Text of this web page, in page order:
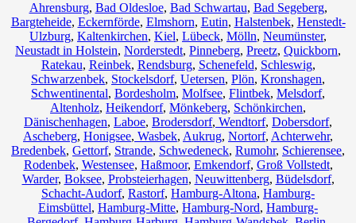
Ahrensburg, Bad Oldesloe, Bad Schwartau, Bad Segeberg,
Bargteheide, Eckernförde, Elmshorn, Eutin, Halstenbek, Henstedt-
Ulzburg, Kaltenkirchen, Kiel, Lübeck, Mölln, Neumünster,
Neustadt in Holstein, Norderstedt, Pinneberg, Preetz, Quickborn,
Ratekau, Reinbek, Rendsburg, Schenefeld, Schleswig,
Schwarzenbek, Stockelsdorf, Uetersen, Plön, Kronshagen,
Schwentinental, Bordesholm, Molfsee, Flintbek, Melsdorf,
Altenholz, Heikendorf, Mönkeberg, Schönkirchen,
Dänischenhagen, Laboe, Brodersdorf, Wendtorf, Dobersdorf,
Ascheberg, Honigsee, Wasbek, Aukrug, Nortorf, Achterwehr,
Bredenbek, Gettorf, Strande, Schwedeneck, Rumohr, Schierensee,
Rodenbek, Westensee, Haßmoor, Emkendorf, Groß Vollstedt,
Warder, Boksee, Probsteierhagen, Neuwittenberg, Büdelsdorf,
Schacht-Audorf, Rastorf, Hamburg-Altona, Hamburg-
Eimsbüttel, Hamburg-Mitte, Hamburg-Nord, Hamburg-